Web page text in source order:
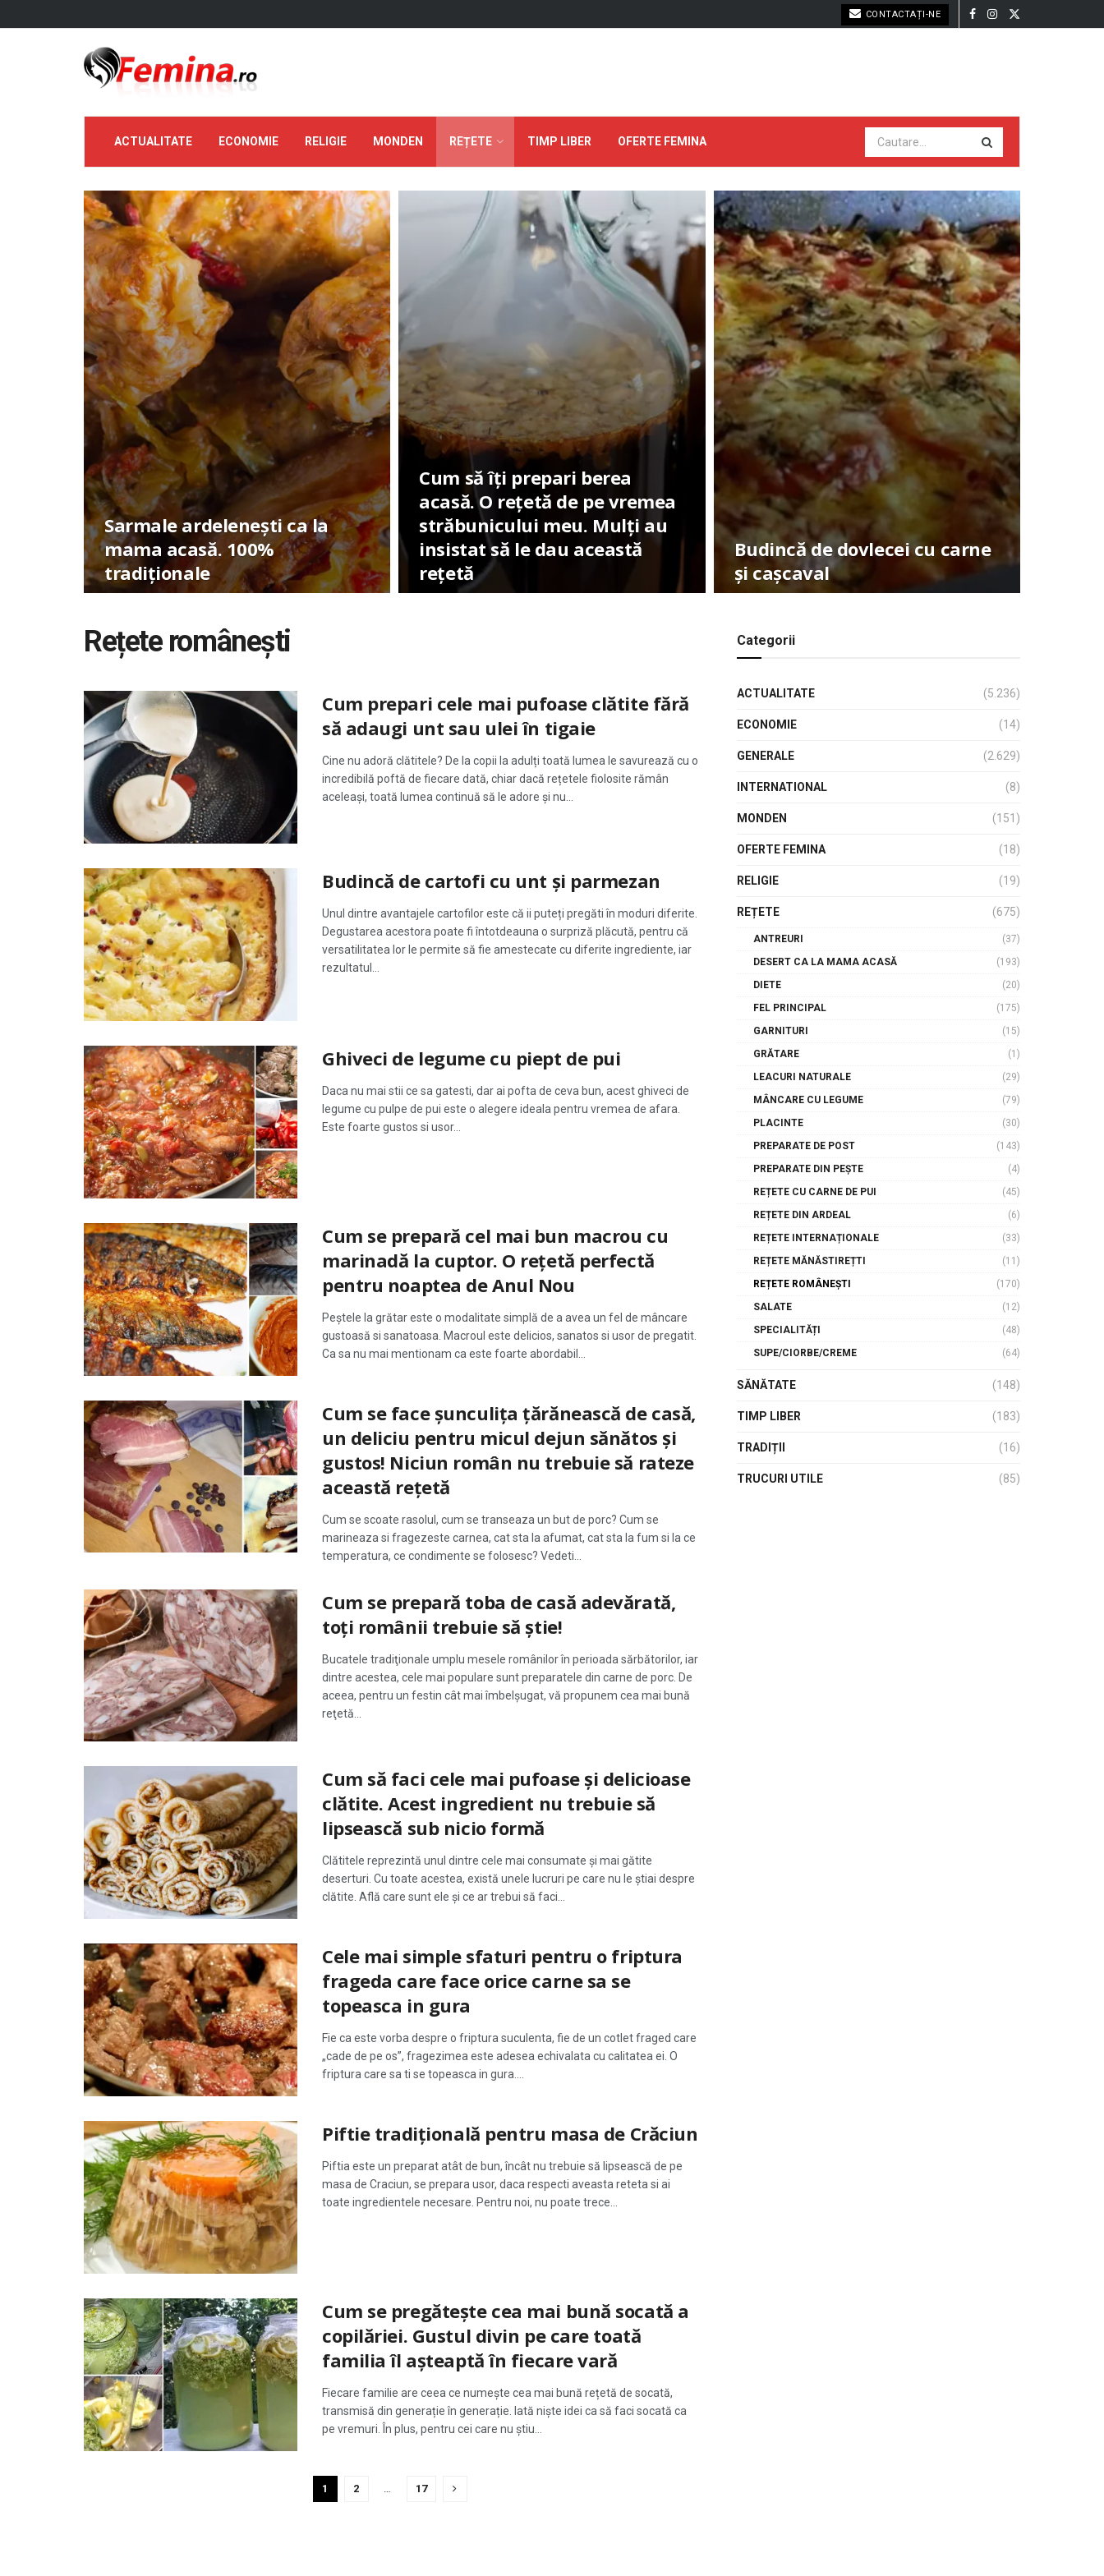
CONTACTAȚI-NE
ACTUALITATE ECONOMIE RELIGIE MONDEN REȚETE TIMP LIBER OFERTE FEMINA
Sarmale ardelenești ca la
mama acasă. 100%
tradiționale
Cum să îți prepari berea
acasă. O rețetă de pe vremea
străbunicului meu. Mulți au
insistat să le dau această
rețetă
Budincă de dovlecei cu carne
și cașcaval
Rețete românești
Cum prepari cele mai pufoase clătite fără
să adaugi unt sau ulei în tigaie
Cine nu adoră clătitele? De la copii la adulți toată lumea le savurează cu o
incredibilă poftă de fiecare dată, chiar dacă rețetele fiolosite rămân
aceleași, toată lumea continuă să le adore și nu...
Budincă de cartofi cu unt și parmezan
Unul dintre avantajele cartofilor este că ii puteți pregăti în moduri diferite.
Degustarea acestora poate fi întotdeauna o surpriză plăcută, pentru că
versatilitatea lor le permite să fie amestecate cu diferite ingrediente, iar
rezultatul...
Ghiveci de legume cu piept de pui
Daca nu mai stii ce sa gatesti, dar ai pofta de ceva bun, acest ghiveci de
legume cu pulpe de pui este o alegere ideala pentru vremea de afara.
Este foarte gustos si usor...
Cum se prepară cel mai bun macrou cu
marinadă la cuptor. O rețetă perfectă
pentru noaptea de Anul Nou
Peștele la grătar este o modalitate simplă de a avea un fel de mâncare
gustoasă si sanatoasa. Macroul este delicios, sanatos si usor de pregatit.
Ca sa nu mai mentionam ca este foarte abordabil...
Cum se face șunculița țărănească de casă,
un deliciu pentru micul dejun sănătos și
gustos! Niciun român nu trebuie să rateze
această rețetă
Cum se scoate rasolul, cum se transeaza un but de porc? Cum se
marineaza si fragezeste carnea, cat sta la afumat, cat sta la fum si la ce
temperatura, ce condimente se folosesc? Vedeti...
Cum se prepară toba de casă adevărată,
toți românii trebuie să știe!
Bucatele tradiţionale umplu mesele românilor în perioada sărbătorilor, iar
dintre acestea, cele mai populare sunt preparatele din carne de porc. De
aceea, pentru un festin cât mai îmbelşugat, vă propunem cea mai bună
reţetă...
Cum să faci cele mai pufoase și delicioase
clătite. Acest ingredient nu trebuie să
lipsească sub nicio formă
Clătitele reprezintă unul dintre cele mai consumate şi mai gătite
deserturi. Cu toate acestea, există unele lucruri pe care nu le ştiai despre
clătite. Află care sunt ele şi ce ar trebui să faci...
Cele mai simple sfaturi pentru o friptura
frageda care face orice carne sa se
topeasca in gura
Fie ca este vorba despre o friptura suculenta, fie de un cotlet fraged care
„cade de pe os”, fragezimea este adesea echivalata cu calitatea ei. O
friptura care sa ti se topeasca in gura....
Piftie tradițională pentru masa de Crăciun
Piftia este un preparat atât de bun, încât nu trebuie să lipsească de pe
masa de Craciun, se prepara usor, daca respecti aveasta reteta si ai
toate ingredientele necesare. Pentru noi, nu poate trece...
Cum se pregătește cea mai bună socată a
copilăriei. Gustul divin pe care toată
familia îl așteaptă în fiecare vară
Fiecare familie are ceea ce numește cea mai bună rețetă de socată,
transmisă din generație în generație. Iată niște idei ca să faci socată ca
pe vremuri. În plus, pentru cei care nu știu...
1 2 … 17
Categorii
ACTUALITATE (5.236)
ECONOMIE (14)
GENERALE (2.629)
INTERNATIONAL (8)
MONDEN (151)
OFERTE FEMINA (18)
RELIGIE (19)
REȚETE (675)
ANTREURI
(37)
DESERT CA LA MAMA ACASĂ
(193)
DIETE
(20)
FEL PRINCIPAL
(175)
GARNITURI
(15)
GRĂTARE
(1)
LEACURI NATURALE
(29)
MÂNCARE CU LEGUME
(79)
PLACINTE
(30)
PREPARATE DE POST
(143)
PREPARATE DIN PEȘTE
(4)
REȚETE CU CARNE DE PUI
(45)
REȚETE DIN ARDEAL
(6)
REȚETE INTERNAȚIONALE
(33)
REȚETE MĂNĂSTIREȚTI
(11)
REȚETE ROMÂNEȘTI
(170)
SALATE
(12)
SPECIALITĂȚI
(48)
SUPE/CIORBE/CREME
(64)
SĂNĂTATE (148)
TIMP LIBER (183)
TRADIȚII (16)
TRUCURI UTILE (85)